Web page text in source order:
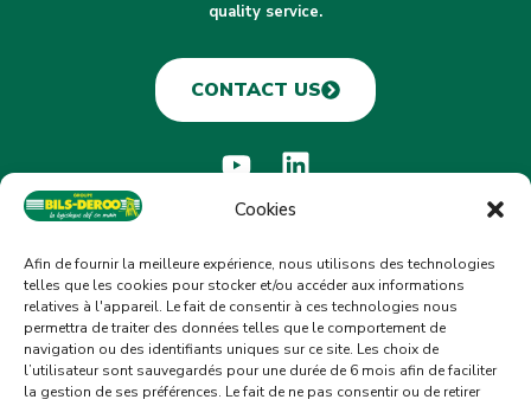
Cookies
Afin de fournir la meilleure expérience, nous utilisons des technologies
telles que les cookies pour stocker et/ou accéder aux informations
relatives à l'appareil. Le fait de consentir à ces technologies nous
permettra de traiter des données telles que le comportement de
navigation ou des identifiants uniques sur ce site. Les choix de
l’utilisateur sont sauvegardés pour une durée de 6 mois afin de faciliter
la gestion de ses préférences. Le fait de ne pas consentir ou de retirer
quality service.
CONTACT US
CATEGORY
Our group
Our commitments
Our news
Join us